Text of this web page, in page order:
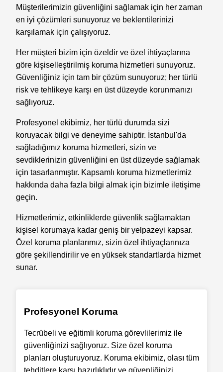
Müşterilerimizin güvenliğini sağlamak için her zaman
en iyi çözümleri sunuyoruz ve beklentilerinizi
karşılamak için çalışıyoruz.
Her müşteri bizim için özeldir ve özel ihtiyaçlarına
göre kişiselleştirilmiş koruma hizmetleri sunuyoruz.
Güvenliğiniz için tam bir çözüm sunuyoruz; her türlü
risk ve tehlikeye karşı en üst düzeyde korunmanızı
sağlıyoruz.
Profesyonel ekibimiz, her türlü durumda sizi
koruyacak bilgi ve deneyime sahiptir. İstanbul'da
sağladığımız koruma hizmetleri, sizin ve
sevdiklerinizin güvenliğini en üst düzeyde sağlamak
için tasarlanmıştır. Kapsamlı koruma hizmetlerimiz
hakkında daha fazla bilgi almak için bizimle iletişime
geçin.
Hizmetlerimiz, etkinliklerde güvenlik sağlamaktan
kişisel korumaya kadar geniş bir yelpazeyi kapsar.
Özel koruma planlarımız, sizin özel ihtiyaçlarınıza
göre şekillendirilir ve en yüksek standartlarda hizmet
sunar.
Profesyonel Koruma
Tecrübeli ve eğitimli koruma görevlilerimiz ile
güvenliğinizi sağlıyoruz. Size özel koruma
planları oluşturuyoruz. Koruma ekibimiz, olası tüm